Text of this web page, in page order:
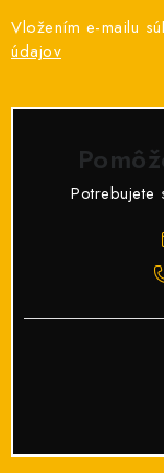
Vložením e-mailu
údajov